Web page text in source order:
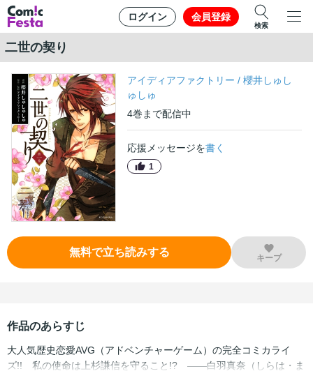
ログイン 会員登録
検索
二世の契り
アイディアファクトリー /櫻井しゅし
ゅしゅ
4巻 まで配信中
応援メッセージを書く
1
無料で立ち読みする キープ
作品のあらすじ
大人気歴史恋愛AVG（アドベンチャーゲーム）の完全コミカライ
ズ!! 私の使命は上杉謙信を守ること!? ――白羽真奈（しらは・ま